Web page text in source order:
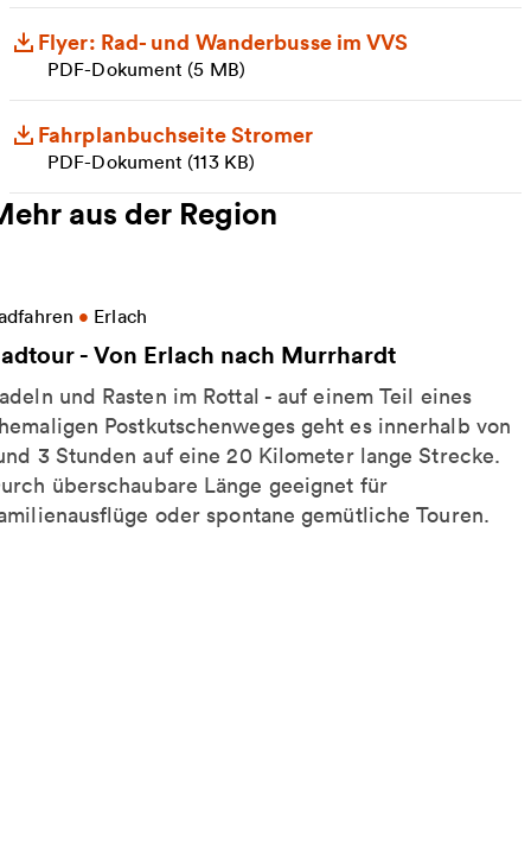
Flyer: Rad- und Wanderbusse im VVS
PDF-Dokument (5 MB)
Fahrplanbuchseite Stromer
PDF-Dokument (113 KB)
aus der Region
• Erlach
- Von Erlach nach Murrhardt
und Rasten im Rottal - auf einem Teil eines
Postkutschenweges geht es innerhalb von
3 Stunden auf eine 20 Kilometer lange Strecke.
überschaubare Länge geeignet für
oder spontane gemütliche Touren.
Informationen zu Radtour - Von Erlach nach